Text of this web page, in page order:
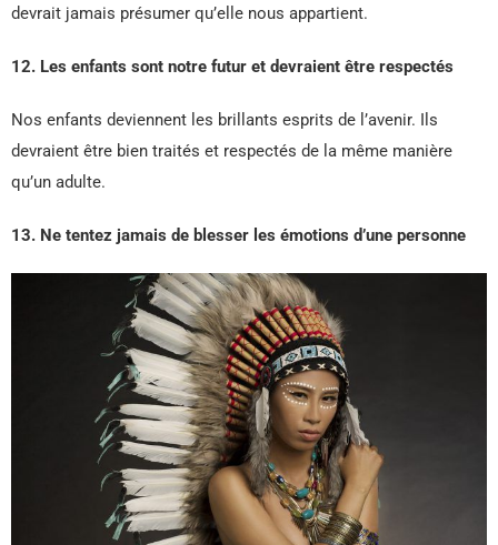
devrait jamais présumer qu’elle nous appartient.
12. Les enfants sont notre futur et devraient être respectés
Nos enfants deviennent les brillants esprits de l’avenir. Ils
devraient être bien traités et respectés de la même manière
qu’un adulte.
13. Ne tentez jamais de blesser les émotions d’une personne